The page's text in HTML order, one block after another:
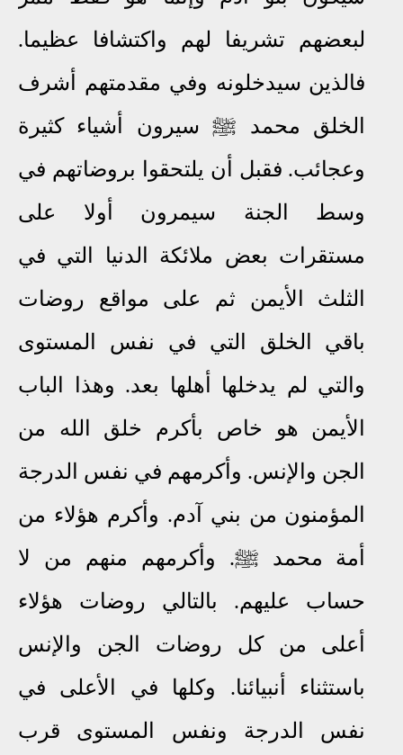
لبعضهم تشريفا لهم واكتشافا عظيما.
فالذين سيدخلونه وفي مقدمتهم أشرف
الخلق محمد ﷺسيرون أشياء كثيرة
وعجائب. فقبل أن يلتحقوا بروضاتهم في
وسط الجنة سيمرون أولا على
مستقرات بعض ملائكة الدنيا التي في
الثلث الأيمن ثم على مواقع روضات
باقي الخلق التي في نفس المستوى
والتي لم يدخلها أهلها بعد. وهذا الباب
الأيمن هو خاص بأكرم خلق الله من
الجن والإنس. وأكرمهم في نفس الدرجة
المؤمنون من بني آدم. وأكرم هؤلاء من
أمة محمد ﷺ. وأكرمهم منهم من لا
حساب عليهم. بالتالي روضات هؤلاء
أعلى من كل روضات الجن والإنس
باستثناء أنبيائنا. وكلها في الأعلى في
نفس الدرجة ونفس المستوى قرب